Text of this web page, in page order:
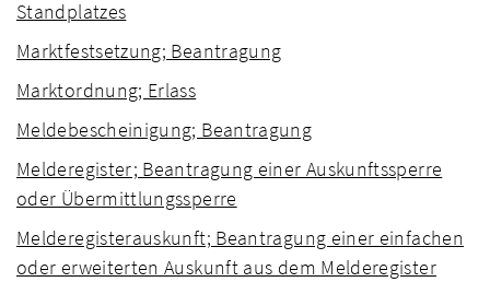
Standplatzes
Marktfestsetzung; Beantragung
Marktordnung; Erlass
Meldebescheinigung; Beantragung
Melderegister; Beantragung einer Auskunftssperre
oder Übermittlungssperre
Melderegisterauskunft; Beantragung einer einfachen
oder erweiterten Auskunft aus dem Melderegister